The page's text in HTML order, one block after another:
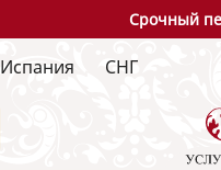
Срочный
Испания СНГ